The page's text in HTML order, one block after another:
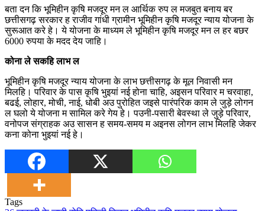
बता दन कि भूमिहीन कृषि मजदूर मन ल आर्थिक रुप ल मजबुत बनाय बर
छत्तीसगढ़ सरकार ह राजीव गांधी ग्रामीन भूमिहीन कृषि मजदूर न्याय योजना के
सुरूआत करे हे। ये योजना के माध्यम ले भूमिहीन कृषि मजदूर मन ल हर बछर
6000 रुपया के मदद देय जाहि।
कोना ले सकहि लाभ ल
भूमिहीन कृषि मजदूर न्याय योजना के लाभ छत्तीसगढ़ के मूल निवासी मन
मिलहि। परिवार के पास कृषि भुइयां नई होना चाहि, अइसन परिवार म चरवाहा,
बढई, लोहार, मोची, नाई, धोबी अउ पुरोहित जइसे पारंपरिक काम ले जुड़े लोगन
ल घलो ये योजना म सामिल करे गेय हे। पउनी-पसारी बेवस्था ले जुड़े परिवार,
वनोपज संग्राहक अउ सासन ह समय-समय म अइनस लोगन लाभ मिलहि जेकर
कना कोना भुइयां नई हे।
Tags